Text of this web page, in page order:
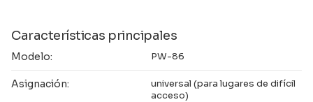
Características principales
Modelo: PW-86
Asignación:
universal (para lugares de difícil
acceso)